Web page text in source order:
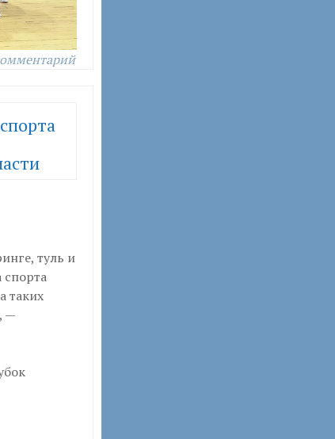
туль и
таких
—